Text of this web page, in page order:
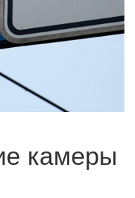
камеры